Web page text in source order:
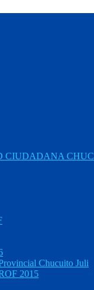
CIUDADANA
Chucuito Juli
2015